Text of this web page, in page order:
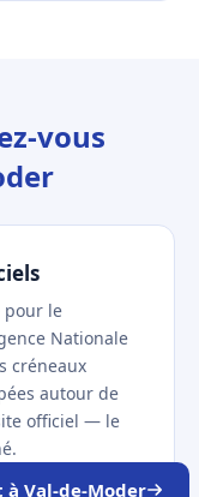
vous
pour le
Nationale
créneaux
autour de
officiel — le
à Val-de-Moder